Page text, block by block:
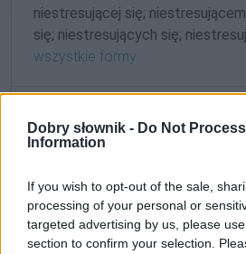
Dobry słownik - Do Not
Information
If you wish to opt-out of the sale,
processing of your personal or
targeted advertising by us, please
section to confirm your selection.
niestresującej się;
się; niestresujących się;
wszystkie formy